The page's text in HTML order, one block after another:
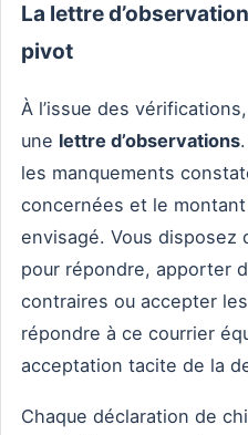
La lettre
pivot
À l’issue des
une lettre d’observations
les manquements
concernées et le
envisagé. Vous disposez
pour répondre, apporter
contraires ou accepter
répondre à ce courrier
acceptation tacite de la
Chaque déclaration de